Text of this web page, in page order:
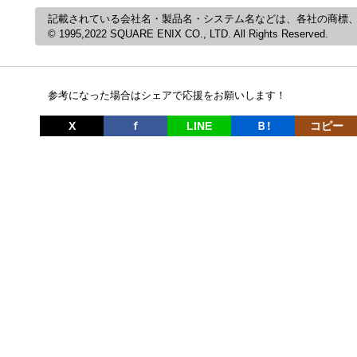
記載されている会社名・製品名・システム名などは、各社の商標
© 1995,2022 SQUARE ENIX CO., LTD. All Rights Reserved.
参考になった場合はシェアで応援をお願いします！
X ｆ LINE Ｂ! コピー